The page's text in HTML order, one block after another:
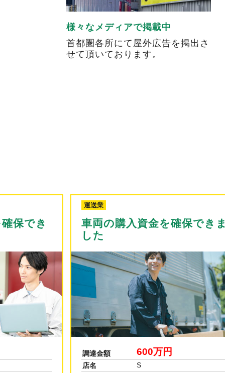
様々なメディアで掲載中
首都圏各所にて屋外広告を掲出さ
せて頂いております。
できま
塗装工事
つなぎ資金が確保できました
120万円
店名
P
従業員
3名